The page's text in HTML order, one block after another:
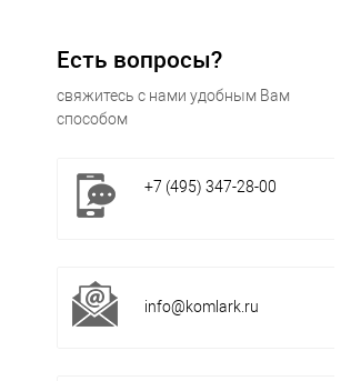
Есть вопросы?
свяжитесь с нами удобным Вам
способом
+7 (495) 347-28-00
info@komlark.ru